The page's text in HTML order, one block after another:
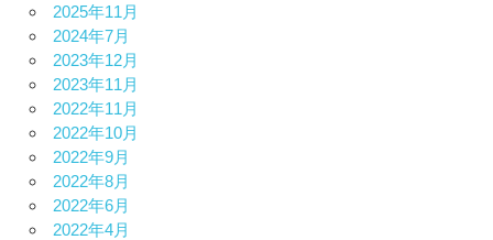
2025年11月
2024年7月
2023年12月
2023年11月
2022年11月
2022年10月
2022年9月
2022年8月
2022年6月
2022年4月